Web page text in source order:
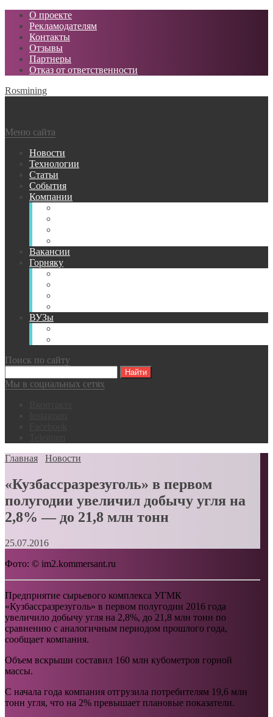
О проекте
Рекламодателям
Контакты
Отзывы
Партнеры
Отказ от ответственности
Rosmining
Меню сайта
Новости
Технологии
Статьи
События
Компании
Вакансии
Горняку
ВУЗы
Поиск по сайту
Мы в социальных сетях
Главная
Новости
«Кузбассразрезуголь» в первом
полугодии увеличил добычу угля на
2,8% — до 21,8 млн тонн
25.07.2016
Фото: © im2.kommersant.ru
Предприятие сырьевого комплекса УГМК
«Кузбассразрезуголь» в первом полугодии 2016 года
увеличило добычу угля на 2,8%, до 21,8 млн тонн по
сравнению с аналогичным периодом прошлого года,
сообщает компания.
Объем вскрыши составил 160 млн кубометров горной
массы.
С начала года компания отгрузила потребителям 19,6 млн
тонн угля, что на 2% превышает плановые показатели.